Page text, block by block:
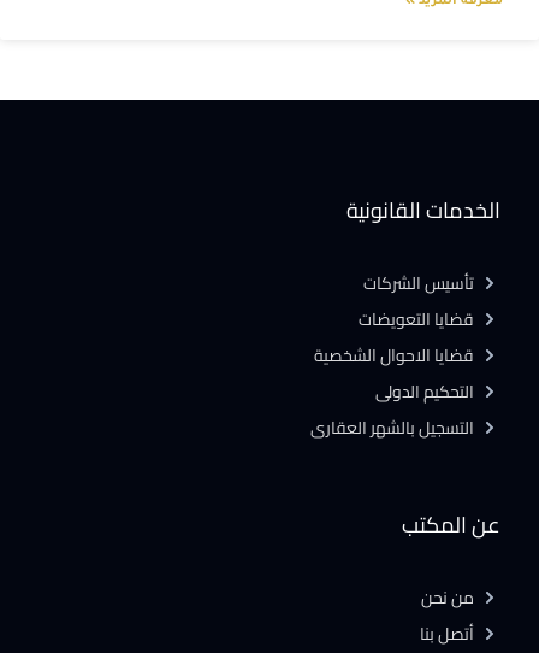
عن المكتب
من نحن
أتصل بنا
الخدمات القانونية
تأسيس الشركات
قضايا التعويضات
قضايا الاحوال الشخصية
التحكيم الدولى
التسجيل بالشهر العقارى